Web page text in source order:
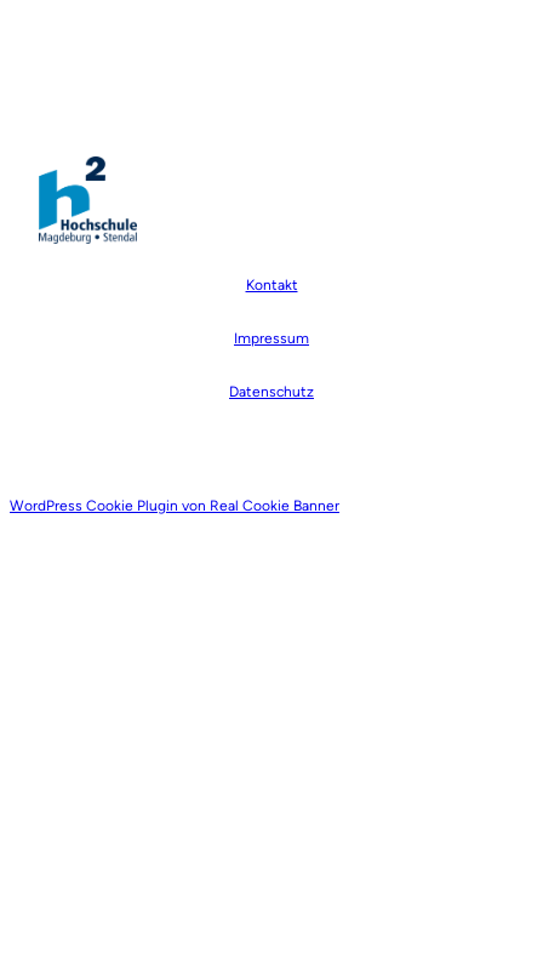
Kontakt
Impressum
Datenschutz
WordPress Cookie Plugin von Real Cookie Banner